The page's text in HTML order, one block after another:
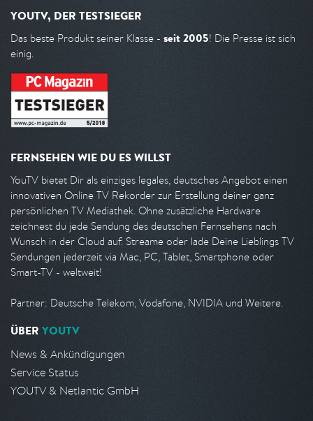
YOUTV, DER TESTSIEGER
Das beste Produkt seiner Klasse - seit 2005! Die Presse ist sich
einig.
FERNSEHEN WIE DU ES WILLST
YouTV bietet Dir als einziges legales, deutsches Angebot einen
innovativen Online TV Rekorder zur Erstellung deiner ganz
persönlichen TV Mediathek. Ohne zusätzliche Hardware
zeichnest du jede Sendung des deutschen Fernsehens nach
Wunsch in der Cloud auf. Streame oder lade Deine Lieblings TV
Sendungen jederzeit via Mac, PC, Tablet, Smartphone oder
Smart-TV - weltweit!
Partner: Deutsche Telekom, Vodafone, NVIDIA und Weitere.
ÜBER YOUTV
News & Ankündigungen
Service Status
YOUTV & Netlantic GmbH